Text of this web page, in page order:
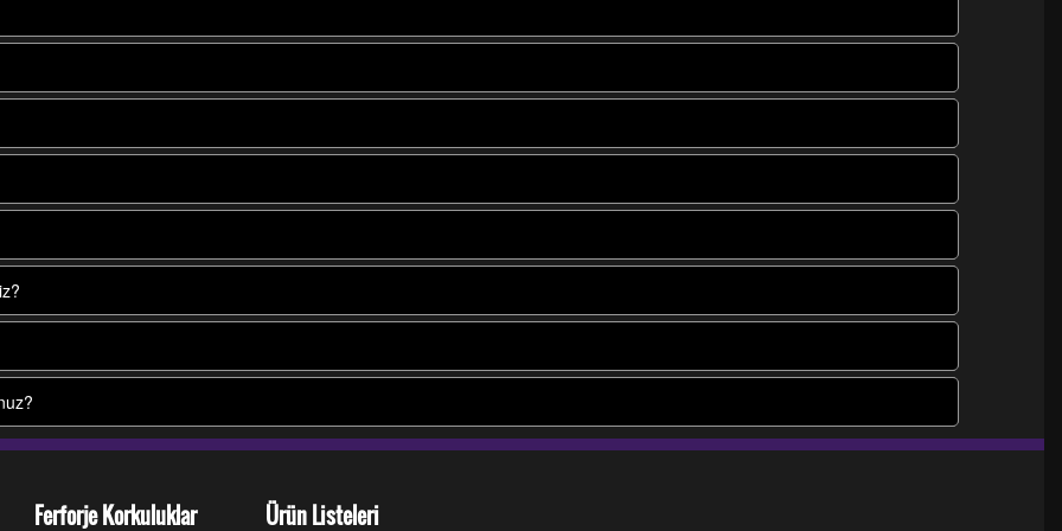
Ferforje Korkuluklar Ürün Listeleri